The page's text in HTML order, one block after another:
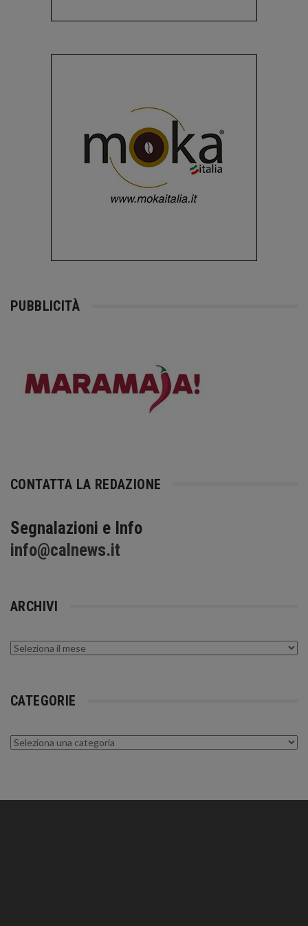
PUBBLICITÀ
CONTATTA LA REDAZIONE
Segnalazioni e Info
info@calnews.it
ARCHIVI
Archivi
CATEGORIE
Categorie